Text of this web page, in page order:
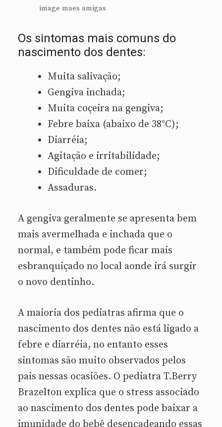
image maes amigas
Os sintomas mais comuns do
nascimento dos dentes:
Muita salivação;
Gengiva inchada;
Muita coçeira na gengiva;
Febre baixa (abaixo de 38°C);
Diarréia;
Agitação e irritabilidade;
Dificuldade de comer;
Assaduras.
A gengiva geralmente se apresenta bem
mais avermelhada e inchada que o
normal, e também pode ficar mais
esbranquiçado no local aonde irá surgir
o novo dentinho.
A maioria dos pediatras afirma que o
nascimento dos dentes não está ligado a
febre e diarréia, no entanto esses
sintomas são muito observados pelos
pais nessas ocasiões. O pediatra T.Berry
Brazelton explica que o stress associado
ao nascimento dos dentes pode baixar a
imunidade do bebê desencadeando essas